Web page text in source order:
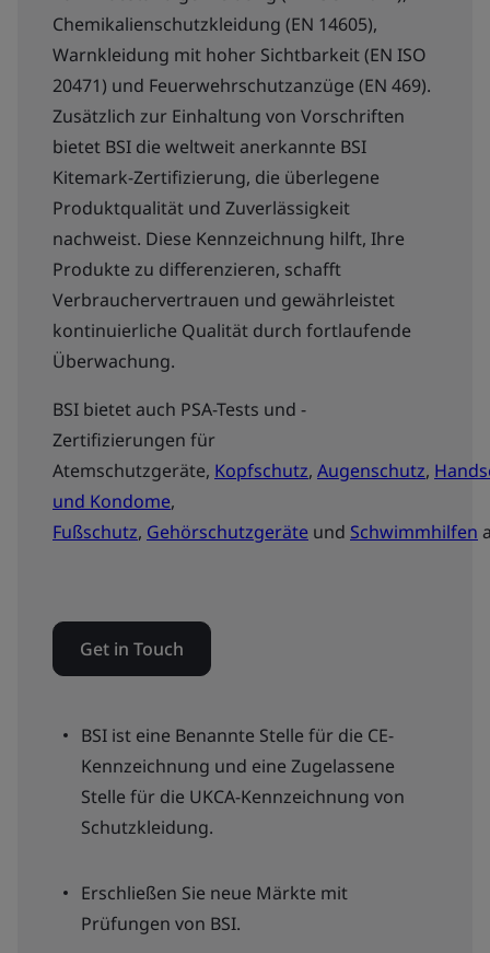
Chemikalienschutzkleidung (EN 14605),
Warnkleidung mit hoher Sichtbarkeit (EN ISO
20471) und Feuerwehrschutzanzüge (EN 469).
Zusätzlich zur Einhaltung von Vorschriften
bietet BSI die weltweit anerkannte BSI
Kitemark-Zertifizierung, die überlegene
Produktqualität und Zuverlässigkeit
nachweist. Diese Kennzeichnung hilft, Ihre
Produkte zu differenzieren, schafft
Verbrauchervertrauen und gewährleistet
kontinuierliche Qualität durch fortlaufende
Überwachung.
BSI bietet auch PSA-Tests und -
Zertifizierungen für
Atemschutzgeräte, Kopfschutz, Augenschutz,
und Kondome,
Fußschutz, Gehörschutzgeräte und Schwimmhilfen
Get in Touch
BSI ist eine Benannte Stelle für die CE-
Kennzeichnung und eine Zugelassene
Stelle für die UKCA-Kennzeichnung von
Schutzkleidung.
Erschließen Sie neue Märkte mit
Prüfungen von BSI.